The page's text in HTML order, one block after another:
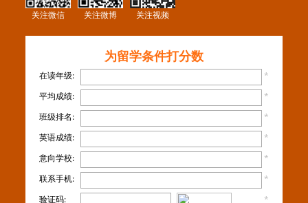
关注微信 关注微博 关注视频
为留学条件打分数
在读年级:
*
平均成绩:
*
班级排名:
*
英语成绩:
*
意向学校:
*
联系手机:
*
验证码:
*